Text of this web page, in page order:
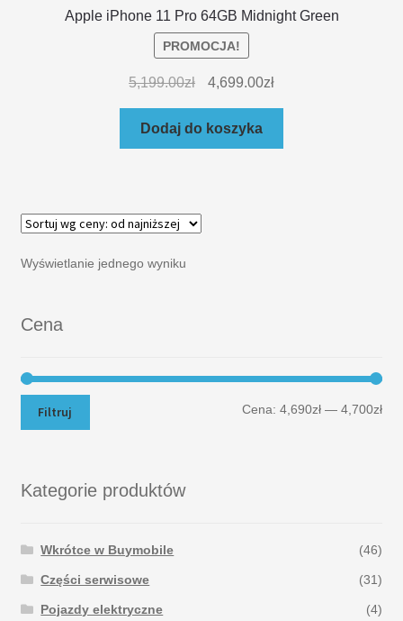
Apple iPhone 11 Pro 64GB Midnight Green
PROMOCJA!
5,199.00zł 4,699.00zł
Dodaj do koszyka
Wyświetlanie jednego wyniku
Cena
Filtruj Cena:4,690zł —4,700zł
Kategorie produktów
Wkrótce w Buymobile (46)
Części serwisowe (31)
Pojazdy elektryczne (4)